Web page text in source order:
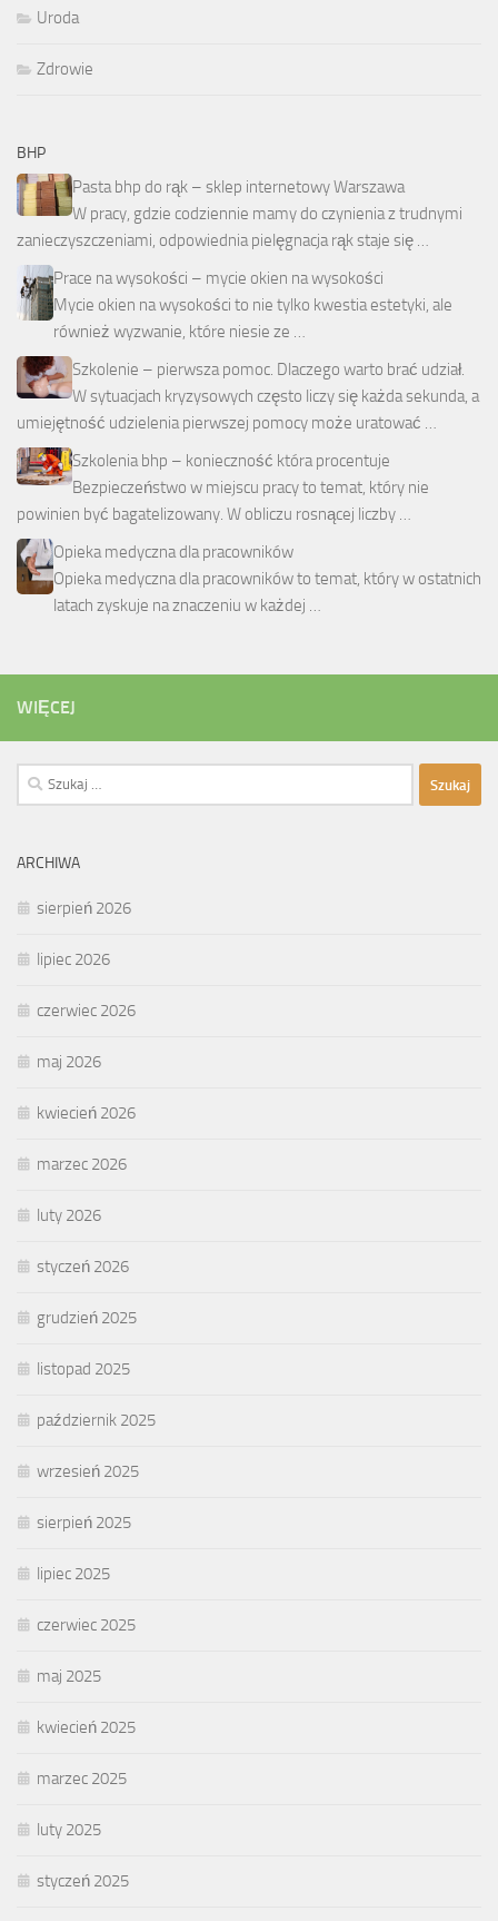
Uroda
Zdrowie
BHP
Pasta bhp do rąk – sklep internetowy Warszawa
W pracy, gdzie codziennie mamy do czynienia z trudnymi
zanieczyszczeniami, odpowiednia pielęgnacja rąk staje się …
Prace na wysokości – mycie okien na wysokości
Mycie okien na wysokości to nie tylko kwestia estetyki, ale
również wyzwanie, które niesie ze …
Szkolenie – pierwsza pomoc. Dlaczego warto brać udział.
W sytuacjach kryzysowych często liczy się każda sekunda, a
umiejętność udzielenia pierwszej pomocy może uratować …
Szkolenia bhp – konieczność która procentuje
Bezpieczeństwo w miejscu pracy to temat, który nie
powinien być bagatelizowany. W obliczu rosnącej liczby …
Opieka medyczna dla pracowników
Opieka medyczna dla pracowników to temat, który w ostatnich
latach zyskuje na znaczeniu w każdej …
WIĘCEJ
Szukaj:
ARCHIWA
sierpień 2026
lipiec 2026
czerwiec 2026
maj 2026
kwiecień 2026
marzec 2026
luty 2026
styczeń 2026
grudzień 2025
listopad 2025
październik 2025
wrzesień 2025
sierpień 2025
lipiec 2025
czerwiec 2025
maj 2025
kwiecień 2025
marzec 2025
luty 2025
styczeń 2025